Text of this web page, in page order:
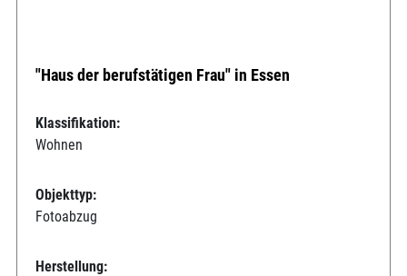
"Haus der berufstätigen Frau" in Essen
Klassifikation:
Wohnen
Objekttyp:
Fotoabzug
Herstellung: